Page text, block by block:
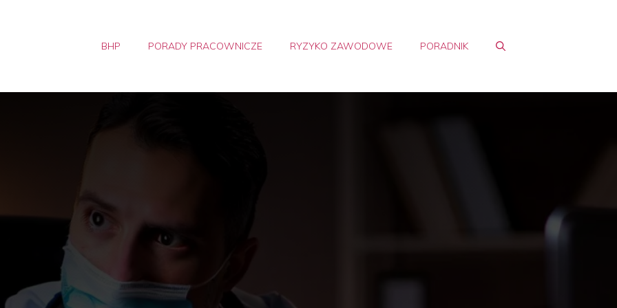
BHP PORADY PRACOWNICZE RYZYKO ZAWODOWE PORADNIK